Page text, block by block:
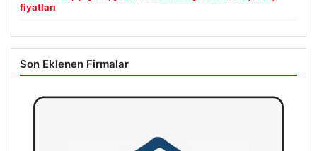
fiyatları
Son Eklenen Firmalar